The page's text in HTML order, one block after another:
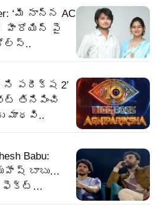
‘మీ నాన్న AC
హీరోయిన్ పై
పరీక్ష 2’
తినిపించి
మాధవి..
Babu:
బాబు…